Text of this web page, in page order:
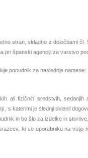
stran, skladno z določbami
pri španski agenciji za varstvo
ponudnik za naslednje namene:
ali fizičnih sredstvih, sedanjih
s katerimi je slednji sklenil
in bo šlo za izdelke in
ki so uporabniku na voljo